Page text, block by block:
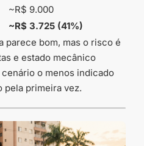
~R$ 9.000
~R$ 3.725 (41%)
parece bom, mas o risco é
e estado mecânico
o menos indicado
pela primeira vez.